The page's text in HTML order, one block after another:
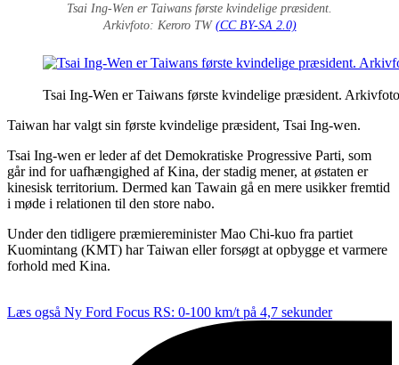
Tsai Ing-Wen er Taiwans første kvindelige præsident.
Arkivfoto: Keroro TW (CC BY-SA 2.0)
Tsai Ing-Wen er Taiwans første kvindelige præsident.
Taiwan har valgt sin første kvindelige præsident, Tsai Ing-wen.
Tsai Ing-wen er leder af det Demokratiske Progressive Parti, som
går ind for uafhængighed af Kina, der stadig mener, at østaten er
kinesisk territorium. Dermed kan Tawain gå en mere usikker fremtid
i møde i relationen til den store nabo.
Under den tidligere præmiereminister Mao Chi-kuo fra partiet
Kuomintang (KMT) har Taiwan eller forsøgt at opbygge et varmere
forhold med Kina.
Læs også Ny Ford Focus RS: 0-100 km/t på 4,7 sekunder